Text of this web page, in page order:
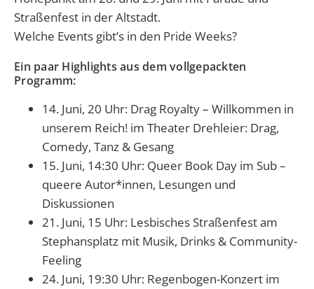
Straßenfest in der Altstadt.
Welche Events gibt’s in den Pride Weeks?
Ein paar Highlights aus dem vollgepackten
Programm:
14. Juni, 20 Uhr: Drag Royalty – Willkommen in
unserem Reich! im Theater Drehleier: Drag,
Comedy, Tanz & Gesang
15. Juni, 14:30 Uhr: Queer Book Day im Sub –
queere Autor*innen, Lesungen und
Diskussionen
21. Juni, 15 Uhr: Lesbisches Straßenfest am
Stephansplatz mit Musik, Drinks & Community-
Feeling
24. Juni, 19:30 Uhr: Regenbogen-Konzert im